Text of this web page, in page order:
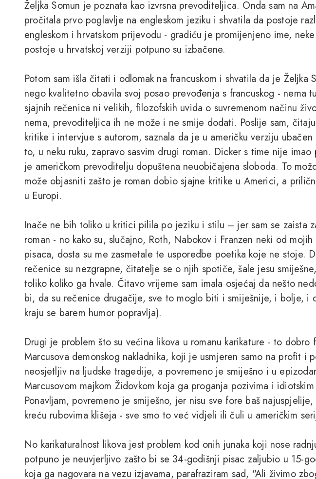
Željka Somun je poznata kao izvrsna prevoditeljica. Onda sam na
pročitala prvo poglavlje na engleskom jeziku i shvatila da postoje
engleskom i hrvatskom prijevodu - gradiću je promijenjeno ime,
postoje u hrvatskoj verziji potpuno su izbačene.
Potom sam išla čitati i odlomak na francuskom i shvatila da je Željka
nego kvalitetno obavila svoj posao prevođenja s francuskog - nema
sjajnih rečenica ni velikih, filozofskih uvida o suvremenom načinu
nema, prevoditeljica ih ne može i ne smije dodati. Poslije sam,
kritike i intervjue s autorom, saznala da je u američku verziju
to, u neku ruku, zapravo sasvim drugi roman. Dicker s time nije imao
je američkom prevoditelju dopuštena neuobičajena sloboda. To
može objasniti zašto je roman dobio sjajne kritike u Americi, a
u Europi.
Inače ne bih toliko u kritici pilila po jeziku i stilu – jer sam se zaista
roman - no kako su, slučajno, Roth, Nabokov i Franzen neki od mojih
pisaca, dosta su me zasmetale te usporedbe poetika koje ne stoje.
rečenice su nezgrapne, čitatelje se o njih spotiče, šale jesu
toliko koliko ga hvale. Čitavo vrijeme sam imala osjećaj da nešto
bi, da su rečenice drugačije, sve to moglo biti i smiješnije, i bolje, i
kraju se barem humor popravlja).
Drugi je problem što su većina likova u romanu karikature - to dobro
Marcusova demonskog nakladnika, koji je usmjeren samo na profit i
neosjetljiv na ljudske tragedije, a povremeno je smiješno i u
Marcusovom majkom Židovkom koja ga proganja pozivima i
Ponavljam, povremeno je smiješno, jer nisu sve fore baš najuspjelije,
kreću rubovima klišeja - sve smo to već vidjeli ili čuli u američkim
No karikaturalnost likova jest problem kod onih junaka koji nose
potpuno je neuvjerljivo zašto bi se 34-godišnji pisac zaljubio u 15-
koja ga nagovara na vezu izjavama, parafraziram sad, "Ali živimo